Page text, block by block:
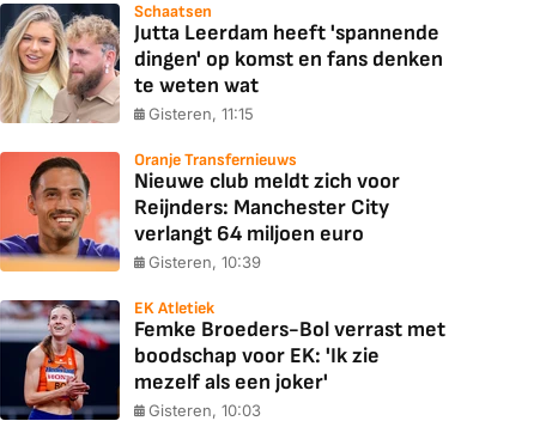
Schaatsen
Jutta Leerdam heeft 'spannende
dingen' op komst en fans denken
te weten wat
Gisteren, 11:15
Oranje Transfernieuws
Nieuwe club meldt zich voor
Reijnders: Manchester City
verlangt 64 miljoen euro
Gisteren, 10:39
EK Atletiek
Femke Broeders-Bol verrast met
boodschap voor EK: 'Ik zie
mezelf als een joker'
Gisteren, 10:03